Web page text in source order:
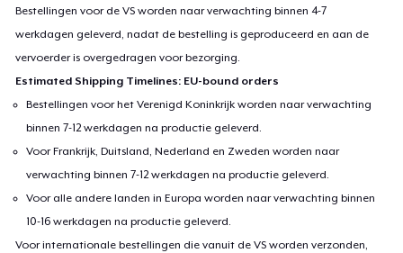
Bestellingen voor de VS worden naar verwachting binnen 4-7
werkdagen geleverd, nadat de bestelling is geproduceerd en aan de
vervoerder is overgedragen voor bezorging.
Estimated Shipping Timelines: EU-bound orders
Bestellingen voor het Verenigd Koninkrijk worden naar verwachting
binnen 7-12 werkdagen na productie geleverd.
Voor Frankrijk, Duitsland, Nederland en Zweden worden naar
verwachting binnen 7-12 werkdagen na productie geleverd.
Voor alle andere landen in Europa worden naar verwachting binnen
10-16 werkdagen na productie geleverd.
Voor internationale bestellingen die vanuit de VS worden verzonden,